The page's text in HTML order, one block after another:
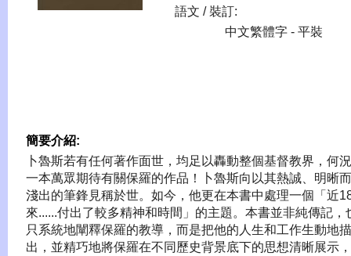
語文 / 裝訂:
中文繁體字 - 平裝
簡要介紹:
卜魯斯若有任何著作面世，均足以轟動整個基督教界，何
一本萬眾期待有關保羅的作品！卜魯斯向以其熱誠、明晰
淺出的筆鋒見稱於世。如今，他更在本書中處理一個「近
來......付出了較多精神和時間」的主題。本書並非純傳記，
只系統地闡釋保羅的教導，而是把他的人生和工作生動地
出，並精巧地將保羅在不同歷史背景底下的思想清晰展示